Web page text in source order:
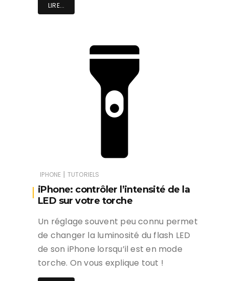
LIRE...
IPHONE | TUTORIELS
iPhone: contrôler l’intensité de la
LED sur votre torche
Un réglage souvent peu connu permet
de changer la luminosité du flash LED
de son iPhone lorsqu’il est en mode
torche. On vous explique tout !